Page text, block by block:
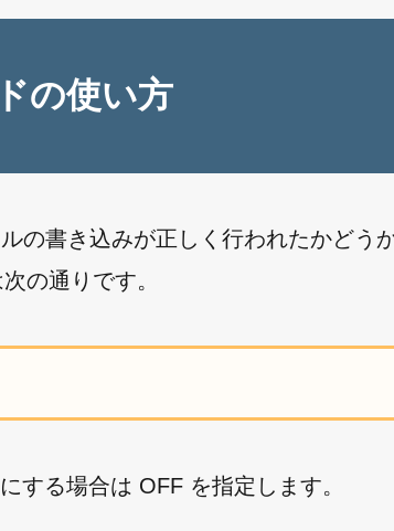
の使い方
の書き込みが正しく行われたかどう
の通りです。
する場合は OFF を指定します。